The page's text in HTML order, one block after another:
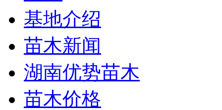
基地介绍
苗木新闻
湖南优势苗木
苗木价格